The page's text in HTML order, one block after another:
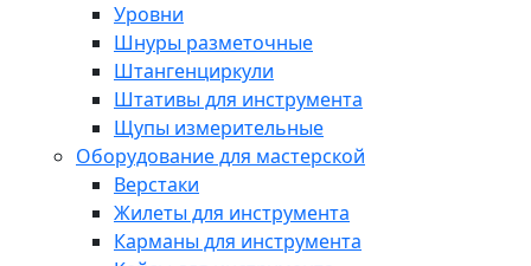
Уровни
Шнуры разметочные
Штангенциркули
Штативы для инструмента
Щупы измерительные
Оборудование для мастерской
Верстаки
Жилеты для инструмента
Карманы для инструмента